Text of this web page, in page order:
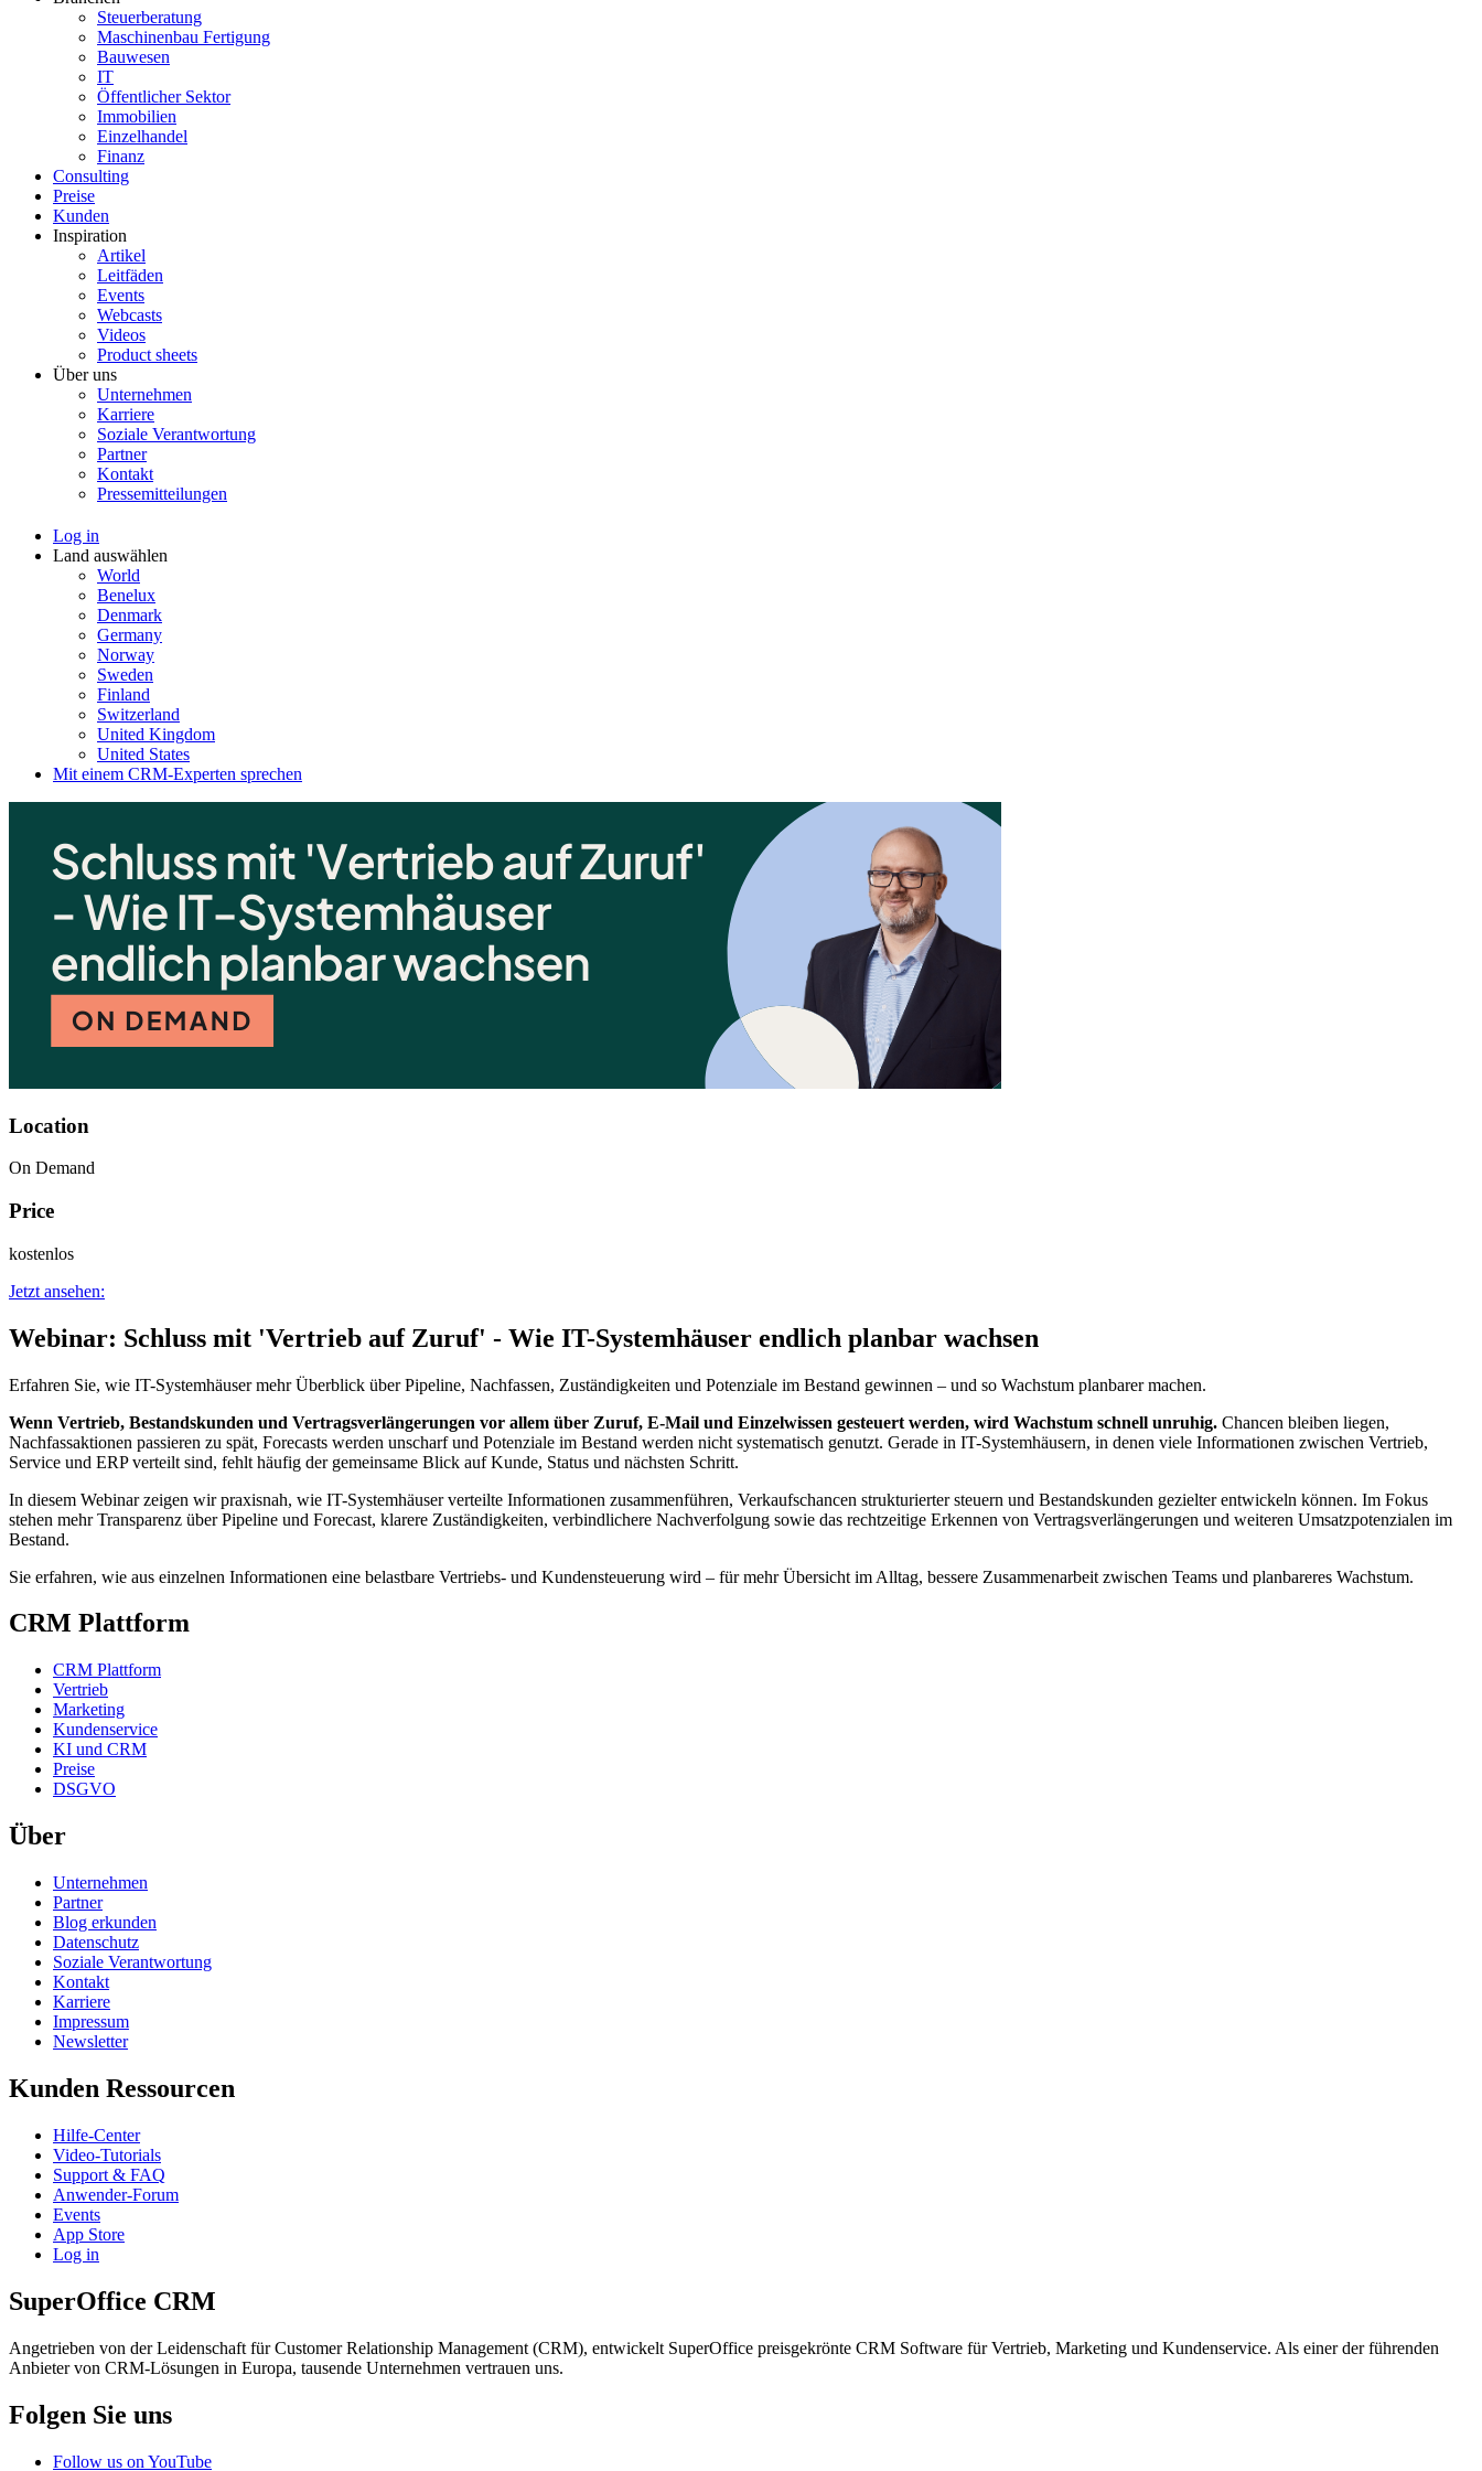
Steuerberatung
Maschinenbau Fertigung
Bauwesen
IT
Öffentlicher Sektor
Immobilien
Einzelhandel
Finanz
Consulting
Preise
Kunden
Inspiration
Artikel
Leitfäden
Events
Webcasts
Videos
Product sheets
Über uns
Unternehmen
Karriere
Soziale Verantwortung
Partner
Kontakt
Pressemitteilungen
Log in
Land auswählen
World
Benelux
Denmark
Germany
Norway
Sweden
Finland
Switzerland
United Kingdom
United States
Mit einem CRM-Experten sprechen
Location
On Demand
Price
kostenlos
Jetzt ansehen:
Webinar: Schluss mit 'Vertrieb auf Zuruf' - Wie IT-Systemhäuser endlich planbar wachsen
Erfahren Sie, wie IT-Systemhäuser mehr Überblick über Pipeline, Nachfassen, Zuständigkeiten und Potenziale im Bestand gewinnen – und so Wachstum planbarer machen.
Wenn Vertrieb, Bestandskunden und Vertragsverlängerungen vor allem über Zuruf, E-Mail und Einzelwissen gesteuert werden, wird Wachstum schnell unruhig. Chancen bleiben liegen,
Nachfassaktionen passieren zu spät, Forecasts werden unscharf und Potenziale im Bestand werden nicht systematisch genutzt. Gerade in IT-Systemhäusern, in denen viele Informationen zwischen Vertrieb,
Service und ERP verteilt sind, fehlt häufig der gemeinsame Blick auf Kunde, Status und nächsten Schritt.
In diesem Webinar zeigen wir praxisnah, wie IT-Systemhäuser verteilte Informationen zusammenführen, Verkaufschancen strukturierter steuern und Bestandskunden gezielter entwickeln können. Im Fokus
stehen mehr Transparenz über Pipeline und Forecast, klarere Zuständigkeiten, verbindlichere Nachverfolgung sowie das rechtzeitige Erkennen von Vertragsverlängerungen und weiteren Umsatzpotenzialen im
Bestand.
Sie erfahren, wie aus einzelnen Informationen eine belastbare Vertriebs- und Kundensteuerung wird – für mehr Übersicht im Alltag, bessere Zusammenarbeit zwischen Teams und planbareres Wachstum.
CRM Plattform
CRM Plattform
Vertrieb
Marketing
Kundenservice
KI und CRM
Preise
DSGVO
Über
Unternehmen
Partner
Blog erkunden
Datenschutz
Soziale Verantwortung
Kontakt
Karriere
Impressum
Newsletter
Kunden Ressourcen
Hilfe-Center
Video-Tutorials
Support & FAQ
Anwender-Forum
Events
App Store
Log in
SuperOffice CRM
Angetrieben von der Leidenschaft für Customer Relationship Management (CRM), entwickelt SuperOffice preisgekrönte CRM Software für Vertrieb, Marketing und Kundenservice. Als einer der führenden
Anbieter von CRM-Lösungen in Europa, tausende Unternehmen vertrauen uns.
Folgen Sie uns
Follow us on YouTube